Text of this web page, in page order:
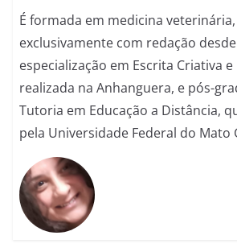
É formada em medicina
exclusivamente com redação
especialização em Escrita Criativa
realizada na Anhanguera, e pós-
Tutoria em Educação a Distância,
pela Universidade Federal do Mato